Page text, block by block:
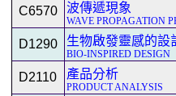
C6570 波傳遞現象
WAVE PROPAGATION
D1290 生物啟發靈感的設
BIO-INSPIRED DESIGN
D2110 產品分析
PRODUCT ANALYSIS